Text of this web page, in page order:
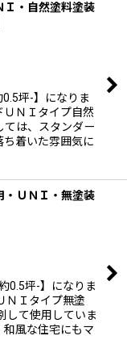
Ｉ・自然塗料塗装
坪-】になりま
ＮＩタイプ自然
ては、スタンダー
ち着いた雰囲気に
・ＵＮＩ・無塗装
0.5坪-】になりま
ＮＩタイプ無塗
して使用していま
風な住宅にもマ